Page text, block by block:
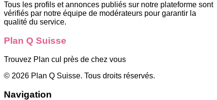
Tous les profils et annonces publiés sur notre plateforme sont
vérifiés par notre équipe de modérateurs pour garantir la
qualité du service.
Plan Q Suisse
Trouvez Plan cul près de chez vous
© 2026 Plan Q Suisse. Tous droits réservés.
Navigation